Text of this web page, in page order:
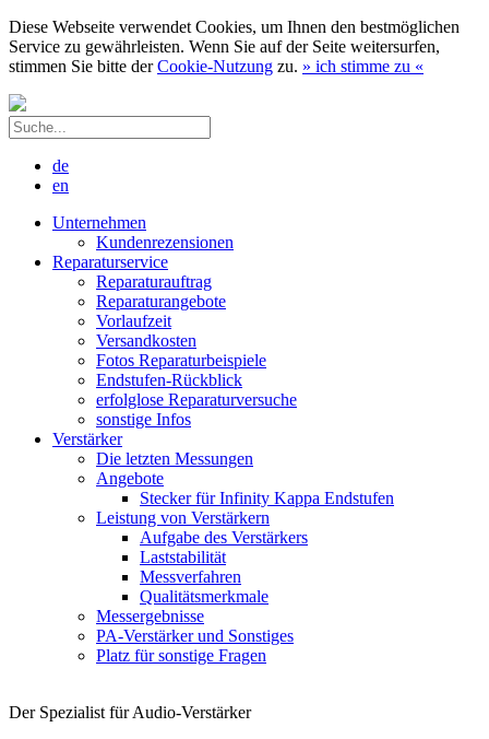
Diese Webseite verwendet Cookies, um Ihnen den bestmöglichen
Service zu gewährleisten. Wenn Sie auf der Seite weitersurfen,
stimmen Sie bitte derCookie-Nutzung zu. » ich stimme zu «
de
en
Unternehmen
Kundenrezensionen
Reparaturservice
Reparaturauftrag
Reparaturangebote
Vorlaufzeit
Versandkosten
Fotos Reparaturbeispiele
Endstufen-Rückblick
erfolglose Reparaturversuche
sonstige Infos
Verstärker
Die letzten Messungen
Angebote
Stecker für Infinity Kappa Endstufen
Leistung von Verstärkern
Aufgabe des Verstärkers
Laststabilität
Messverfahren
Qualitätsmerkmale
Messergebnisse
PA-Verstärker und Sonstiges
Platz für sonstige Fragen
Der Spezialist für Audio-Verstärker